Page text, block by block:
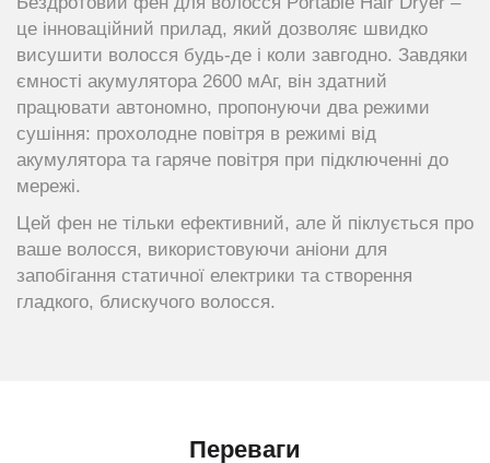
це інноваційний прилад, який дозволяє швидко
висушити волосся будь-де і коли завгодно. Завдяки
ємності акумулятора 2600 мАг, він здатний
працювати автономно, пропонуючи два режими
сушіння: прохолодне повітря в режимі від
акумулятора та гаряче повітря при підключенні до
мережі.
Цей фен не тільки ефективний, але й піклується про
ваше волосся, використовуючи аніони для
запобігання статичної електрики та створення
гладкого, блискучого волосся.
Переваги